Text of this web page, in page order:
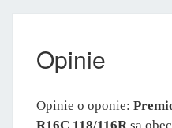
Opinie
Opinie o oponie: